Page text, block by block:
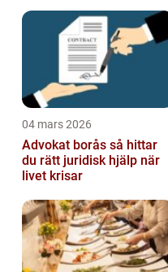
04 mars 2026
Advokat borås så hittar
du rätt juridisk hjälp när
livet krisar